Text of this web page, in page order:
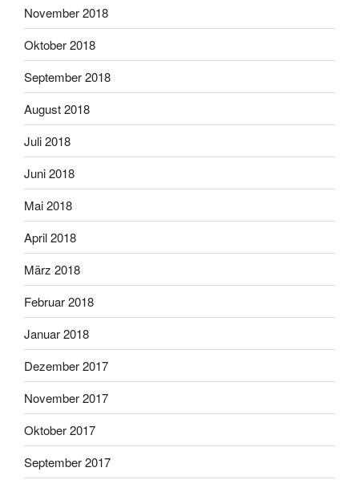
November 2018
Oktober 2018
September 2018
August 2018
Juli 2018
Juni 2018
Mai 2018
April 2018
März 2018
Februar 2018
Januar 2018
Dezember 2017
November 2017
Oktober 2017
September 2017